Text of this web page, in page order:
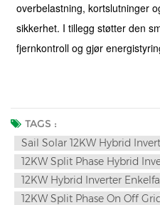
overbelastning, kortslutninger
sikkerhet. I tillegg støtter den
fjernkontroll og gjør
TAGS :
Sail Solar 12KW Hybrid
12KW Split Phase Hybrid
12KW Hybrid Inverter
12KW Split Phase On Off